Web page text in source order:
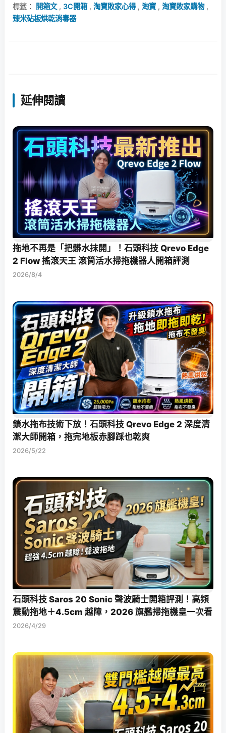
標籤： 開箱文, 3C開箱, 淘寶敗家心得, 淘寶 , 淘寶敗家購物,
臻米砧板烘乾消毒器
延伸閱讀
拖地不再是「把髒水抹開」！石頭科技 Qrevo Edge
2 Flow 搖滾天王 滾筒活水掃拖機器人開箱評測
2026/8/4
鎖水拖布技術下放！石頭科技 Qrevo Edge 2 深度清
潔大師開箱，拖完地板赤腳踩也乾爽
2026/5/22
石頭科技 Saros 20 Sonic 聲波騎士開箱評測！高頻
震動拖地＋4.5cm 越障，2026 旗艦掃拖機皇一次看
2026/4/29